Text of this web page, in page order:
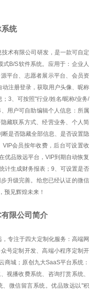
统
术有限公司研发，是一款可自定
式B/S软件系统。应用于：企业人
平台、志愿者展示平台、会员资
注册登录，获取用户头像、昵称
3、可按照"行业/姓名/昵称/业务/
用户可自助编辑个人信息：所属
藏联系方式、经营业务、个人简
是否隐藏全部信息、是否设置隐
会员按年收费，后台可设置收
优品致远平台，VIP到期自动恢复
计生成财务报表；9、可设置是否
升级完善。给您已经认证的微信
预见辉煌未来！
限公司简介
专注于四大定制化服务：高端网
号定制开发、高端小程序定制开
商城；原创九大SaaS平台系统：
视播收费系统、咨询打赏系统、
、微信留言系统。优品致远以"积